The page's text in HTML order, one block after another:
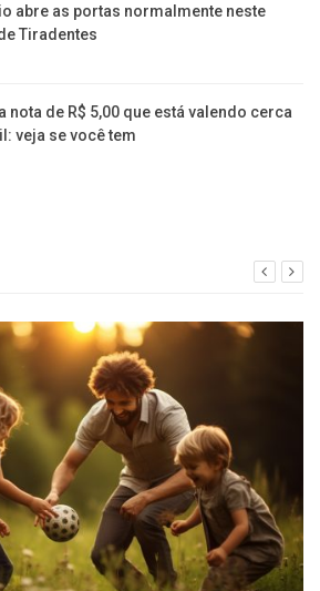
abre as portas normalmente neste
Tiradentes
nota de R$ 5,00 que está valendo cerca
veja se você tem